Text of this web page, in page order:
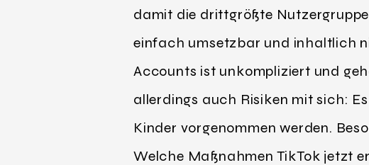
damit die drittgrößte
einfach umsetzbar und inhaltlich
Accounts ist unkompliziert und
allerdings auch Risiken mit sich:
Kinder vorgenommen werden.
Welche Maßnahmen TikTok jetzt